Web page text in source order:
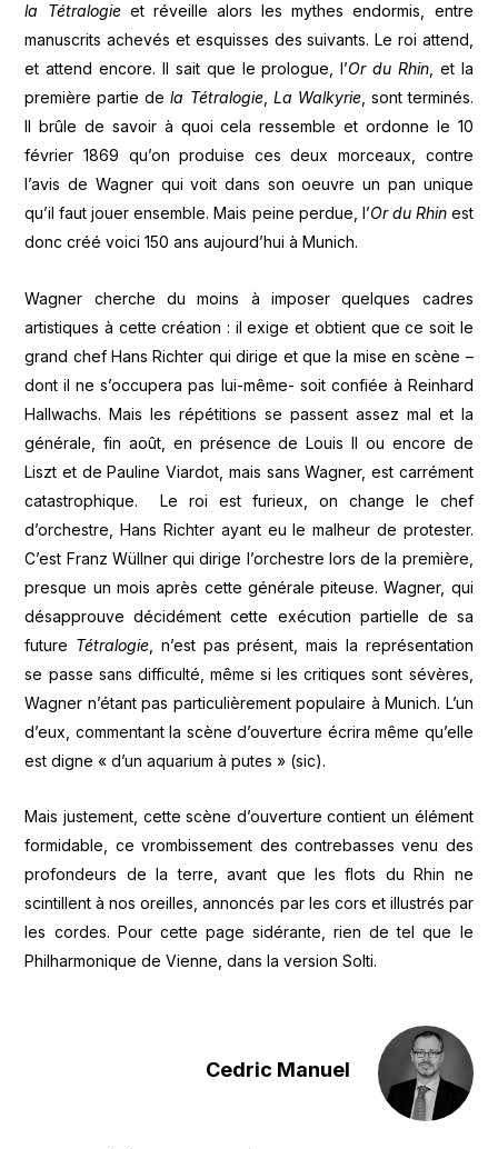
la Tétralogieet réveille alors les mythes endormis, entre
manuscrits achevés et esquisses des suivants. Le roi attend,
et attend encore. Il sait que le prologue, l’Or du Rhin, et la
première partie dela Tétralogie, La Walkyrie, sont terminés.
Il brûle de savoir à quoi cela ressemble et ordonne le 10
février 1869 qu’on produise ces deux morceaux, contre
l’avis de Wagner qui voit dans son oeuvre un pan unique
qu’il faut jouer ensemble. Mais peine perdue, l’Or du Rhinest
donc créé voici 150 ans aujourd’hui à Munich.
Wagner cherche du moins à imposer quelques cadres
artistiques à cette création : il exige et obtient que ce soit le
grand chef Hans Richter qui dirige et que la mise en scène –
dont il ne s’occupera pas lui-même- soit confiée à Reinhard
Hallwachs. Mais les répétitions se passent assez mal et la
générale, fin août, en présence de Louis II ou encore de
Liszt et de Pauline Viardot, mais sans Wagner, est carrément
catastrophique. Le roi est furieux, on change le chef
d’orchestre, Hans Richter ayant eu le malheur de protester.
C’est Franz Wüllner qui dirige l’orchestre lors de la première,
presque un mois après cette générale piteuse. Wagner, qui
désapprouve décidément cette exécution partielle de sa
future Tétralogie , n’est pas présent, mais la représentation
se passe sans difficulté, même si les critiques sont sévères,
Wagner n’étant pas particulièrement populaire à Munich. L’un
d’eux, commentant la scène d’ouverture écrira même qu’elle
est digne « d’un aquarium à putes » (sic).
Mais justement, cette scène d’ouverture contient un élément
formidable, ce vrombissement des contrebasses venu des
profondeurs de la terre, avant que les flots du Rhin ne
scintillent à nos oreilles, annoncés par les cors et illustrés par
les cordes. Pour cette page sidérante, rien de tel que le
Philharmonique de Vienne, dans la version Solti.
Cedric Manuel